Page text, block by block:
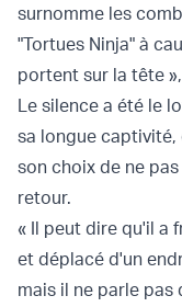
surnomme les
"Tortues Ninja" à
portent sur la tête
Le silence a été le
sa longue
son choix de ne
retour.
« Il peut dire qu'il a
et déplacé d'un
mais il ne parle pas